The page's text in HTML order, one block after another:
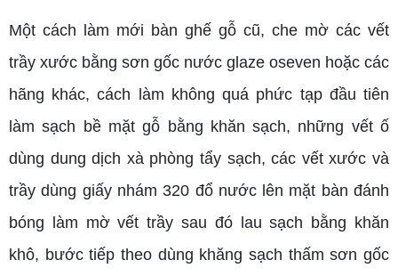
Một cách làm mới bàn ghế gỗ cũ, che mờ các vết
trầy xước bằng sơn gốc nước glaze oseven hoặc các
hãng khác, cách làm không quá phức tạp đầu tiên
làm sạch bề mặt gỗ bằng khăn sạch, những vết ố
dùng dung dịch xà phòng tẩy sạch, các vết xước và
trầy dùng giấy nhám 320 đổ nước lên mặt bàn đánh
bóng làm mờ vết trầy sau đó lau sạch bằng khăn
khô, bước tiếp theo dùng khăng sạch thấm sơn gốc